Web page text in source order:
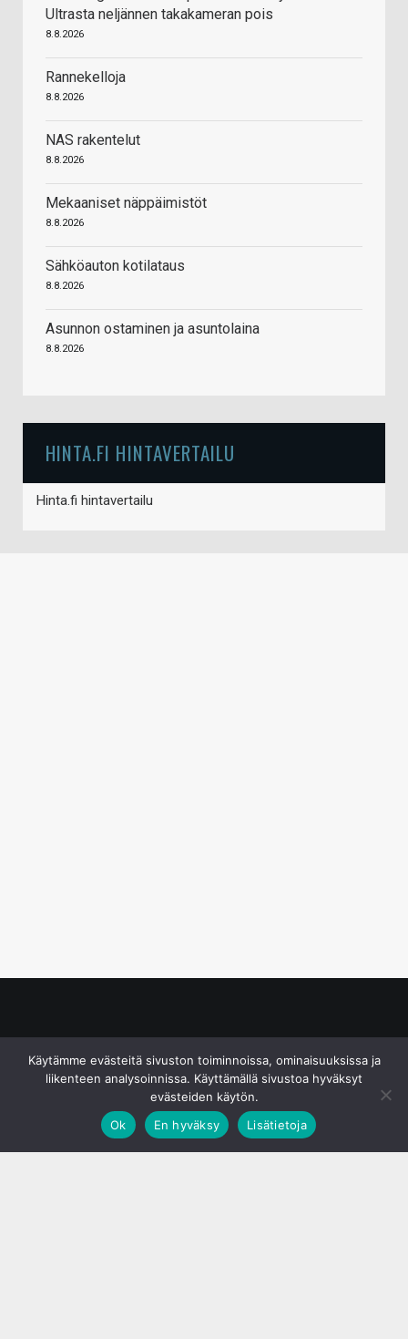
Ultrasta neljännen takakameran pois
8.8.2026
Rannekelloja
8.8.2026
NAS rakentelut
8.8.2026
Mekaaniset näppäimistöt
8.8.2026
Sähköauton kotilataus
8.8.2026
Asunnon ostaminen ja asuntolaina
8.8.2026
HINTA.FI HINTAVERTAILU
Hinta.fi hintavertailu
Käytämme evästeitä sivuston toiminnoissa, ominaisuuksissa ja
liikenteen analysoinnissa. Käyttämällä sivustoa hyväksyt
evästeiden käytön.
Ok
En hyväksy Lisätietoja